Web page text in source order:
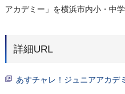
アカデミー」を横浜市内小・中
詳細URL
あすチャレ！ジュニアアカデ